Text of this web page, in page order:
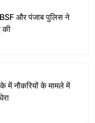
BSF और पंजाब पुलिस ने
की
में नौकरियों के मामले में